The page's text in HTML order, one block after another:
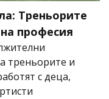
Треньорите
професия
треньорите и
с деца,